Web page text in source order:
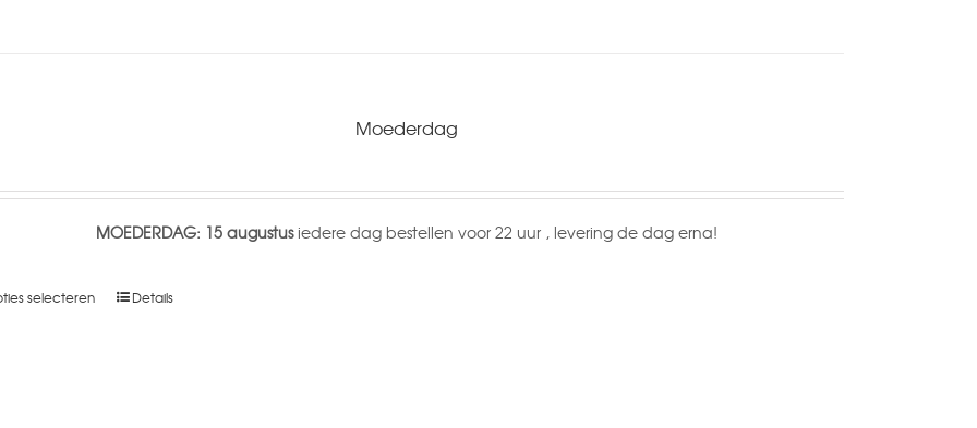
Moederdag
MOEDERDAG: 15 augustusiedere dag bestellen voor 22 uur , levering de dag erna!
selecteren Details